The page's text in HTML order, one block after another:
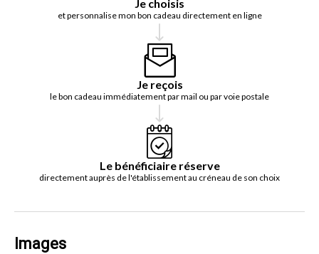
Je choisis
et personnalise mon bon cadeau directement en ligne
Je reçois
le bon cadeau immédiatement par mail ou par voie postale
Le bénéficiaire réserve
directement auprès de l'établissement au créneau de son choix
Images